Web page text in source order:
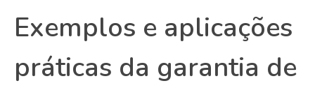
Exemplos e aplicações
práticas da garantia de